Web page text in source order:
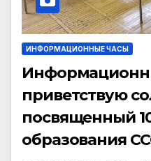
ИНФОРМАЦИОННЫЕ ЧАСЫ
приветствую
посвященный
образования